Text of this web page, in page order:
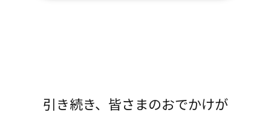
引き続き、皆さまのおでかけが